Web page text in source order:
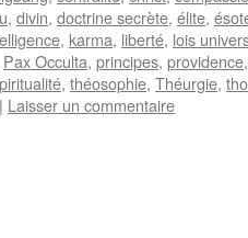
, divin, doctrine secrète, élite,
, karma, liberté, lois
Pax Occulta, principes, providence
, théosophie, Théurgie,
| Laisser un commentaire